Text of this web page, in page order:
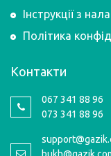
Інструкції з
Політика
Контакти
067 341 88 96
073 341 88 96